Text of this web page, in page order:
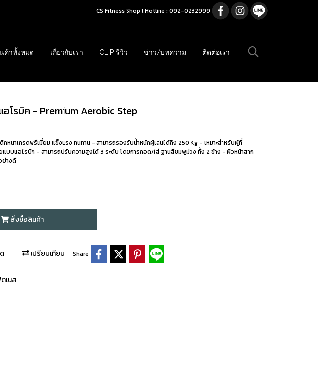
CS Fitness Shop l Hotline : 092-0232999
ค้าทั้งหมด เกี่ยวกับเรา CLIP รีวิว ข่าว/บทความ ติดต่อเรา
อโรบิค - Premium Aerobic Step
หนาเกรดพรีเมี่ยม แข็งแรง ทนทาน - สามารถรองรับน้ำหนักผู้เล่นได้ถึง 250 Kg - เหมาะสำหรับผู้ที่
บบแอโรบิก - สามารถปรับความสูงได้ 3 ระดับ โดยการถอด/ใส่ ฐานสีชมพูม่วง ทั้ง 2 ข้าง - ผิวหน้าสาก
ย่างดี
สั่งซื้อสินค้า
เปรียบเทียบ Share
เนส